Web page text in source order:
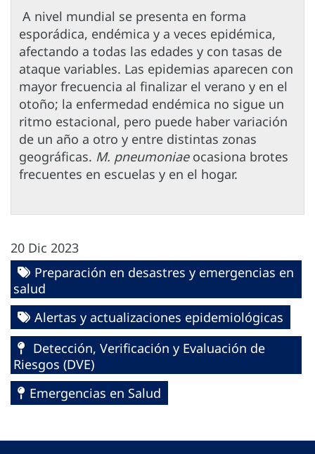
A nivel mundial se presenta en forma
esporádica, endémica y a veces epidémica,
afectando a todas las edades y con tasas de
ataque variables. Las epidemias aparecen con
mayor frecuencia al finalizar el verano y en el
otoño; la enfermedad endémica no sigue un
ritmo estacional, pero puede haber variación
de un año a otro y entre distintas zonas
geográficas. M. pneumoniae ocasiona brotes
frecuentes en escuelas y en el hogar.
20 Dic 2023
Preparación en desastres y emergencias en
salud
Alertas y actualizaciones epidemiológicas
Detección, Verificación y Evaluación de
Riesgos (DVE)
Emergencias en Salud